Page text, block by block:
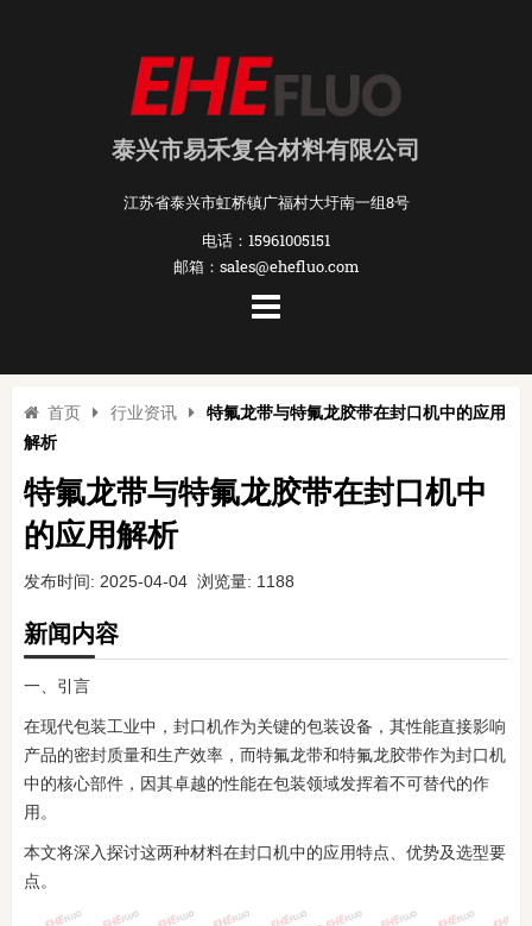
泰兴市易禾复合材料有限公司
江苏省泰兴市虹桥镇广福村大圩南一组8号
电话：15961005151
邮箱：sales@ehefluo.com
首页 行业资讯
特氟龙带与特氟龙胶带在封口机中的应用
解析
特氟龙带与特氟龙胶带在封口机中
的应用解析
发布时间: 2025-04-04 浏览量: 1188
新闻内容
一、引言
在现代包装工业中，封口机作为关键的包装设备，其性能直接影响
产品的密封质量和生产效率，而特氟龙带和特氟龙胶带作为封口机
中的核心部件，因其卓越的性能在包装领域发挥着不可替代的作
用。
本文将深入探讨这两种材料在封口机中的应用特点、优势及选型要
点。